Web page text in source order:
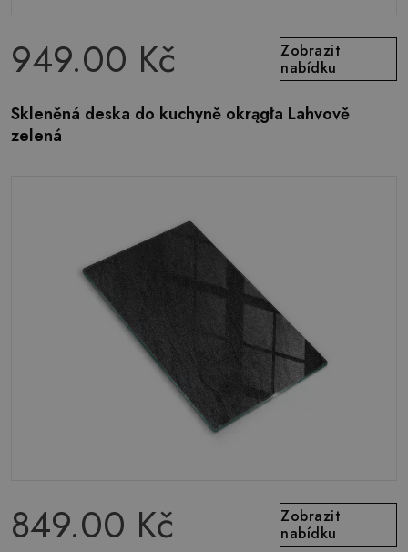
949.00 Kč
Zobrazit
nabídku
Skleněná deska do kuchyně okrągła Lahvově
zelená
849.00 Kč
Zobrazit
nabídku